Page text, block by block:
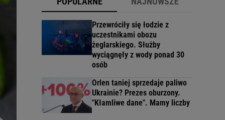
Przewróciły się łodzie z
uczestnikami obozu
żeglarskiego. Służby
wyciągnęły z wody ponad 30
osób
Orlen taniej sprzedaje paliwo
Ukrainie? Prezes oburzony.
"Kłamliwe dane". Mamy liczby